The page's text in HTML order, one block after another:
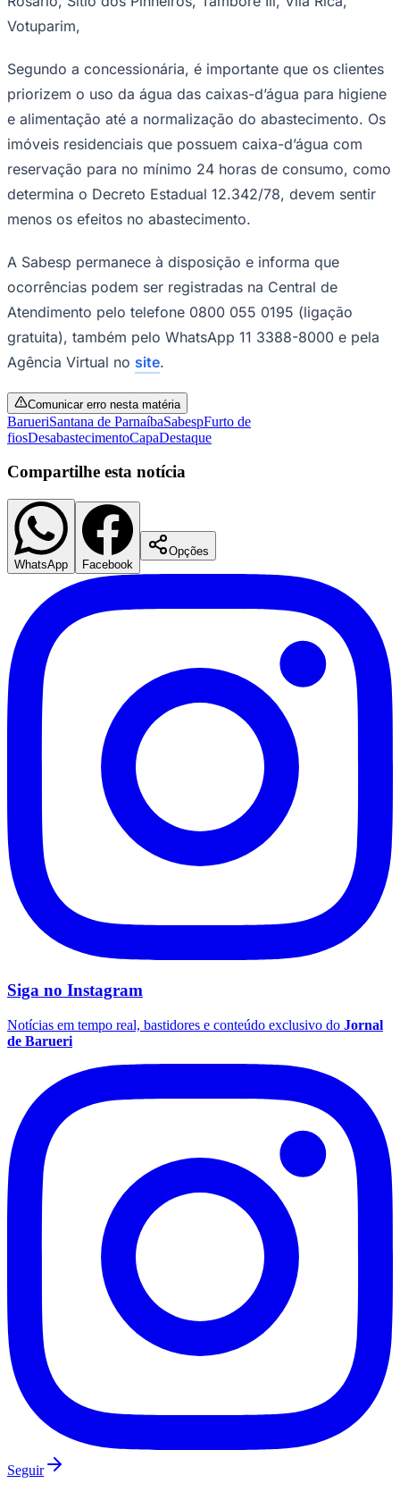
Corinthians
Palmeiras
São Paulo
Votuparim,
Segundo a concessionária, é importante que os clientes
priorizem o uso da água das caixas-d’água para higiene
e alimentação até a normalização do abastecimento. Os
imóveis residenciais que possuem caixa-d’água com
reservação para no mínimo 24 horas de consumo, como
determina o Decreto Estadual 12.342/78, devem sentir
menos os efeitos no abastecimento.
A Sabesp permanece à disposição e informa que
ocorrências podem ser registradas na Central de
Atendimento pelo telefone 0800 055 0195 (ligação
gratuita), também pelo WhatsApp 11 3388-8000 e pela
Agência Virtual no site.
Comunicar erro nesta matéria
BarueriSantana de ParnaíbaSabespFurto de
fiosDesabastecimentoCapaDestaque
Compartilhe esta notícia
WhatsApp Facebook
Opções
Siga no Instagram
Notícias em tempo real, bastidores e conteúdo exclusivo do Jornal
de Barueri
Seguir